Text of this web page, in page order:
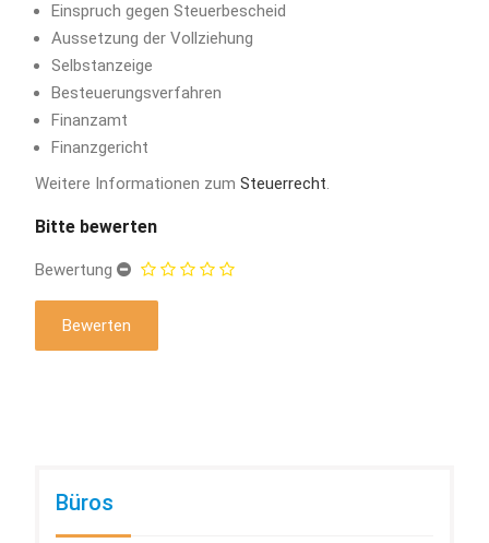
Einspruch gegen Steuerbescheid
Aussetzung der Vollziehung
Selbstanzeige
Besteuerungsverfahren
Finanzamt
Finanzgericht
Weitere Informationen zum Steuerrecht.
Bitte bewerten
Bewertung
Büros